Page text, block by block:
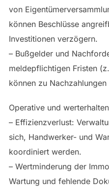
von
können Beschlüsse
Investitionen verzögern.
– Bußgelder und
meldepflichtigen Fristen
können zu
Operative und
– Effizienzverlust:
sich, Handwerker- und
koordiniert werden.
– Wertminderung der
Wartung und fehlende